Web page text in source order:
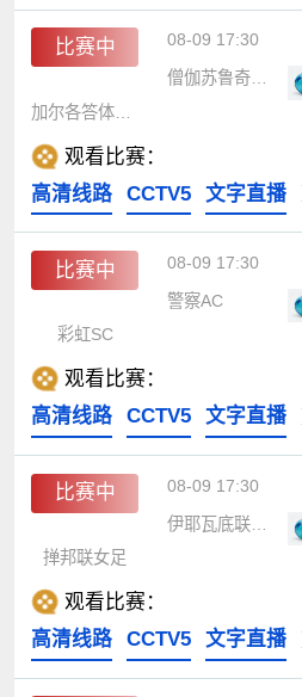
比赛中 08-09 17:30
僧伽苏鲁奇桑哈
观看比赛：
高清线路
CCTV5 文字直播
比赛中 08-09 17:30
警察AC
彩虹SC
观看比赛：
高清线路
CCTV5 文字直播
比赛中 08-09 17:30
伊耶瓦底联女足
掸邦联女足
观看比赛：
高清线路
CCTV5 文字直播